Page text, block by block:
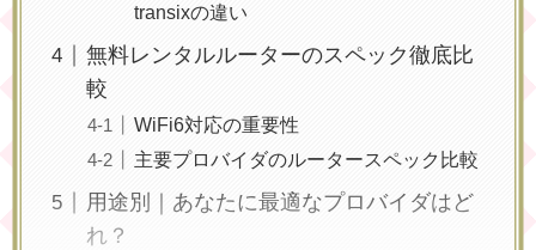
transixの違い
無料レンタルルーターのスペック徹底比
較
WiFi6対応の重要性
主要プロバイダのルータースペック比較
用途別｜あなたに最適なプロバイダはど
れ？